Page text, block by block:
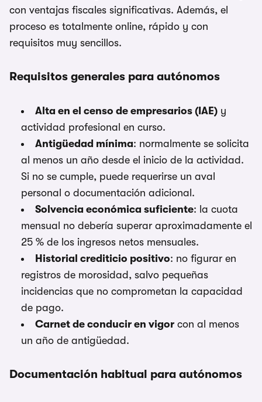
con ventajas fiscales significativas. Además, el
proceso es totalmente online, rápido y con
requisitos muy sencillos.
Requisitos generales para autónomos
Alta en el censo de empresarios (IAE) y
actividad profesional en curso.
Antigüedad mínima: normalmente se solicita
al menos un año desde el inicio de la actividad.
Si no se cumple, puede requerirse un aval
personal o documentación adicional.
Solvencia económica suficiente: la cuota
mensual no debería superar aproximadamente el
25 % de los ingresos netos mensuales.
Historial crediticio positivo: no figurar en
registros de morosidad, salvo pequeñas
incidencias que no comprometan la capacidad
de pago.
Carnet de conducir en vigor con al menos
un año de antigüedad.
Documentación habitual para autónomos